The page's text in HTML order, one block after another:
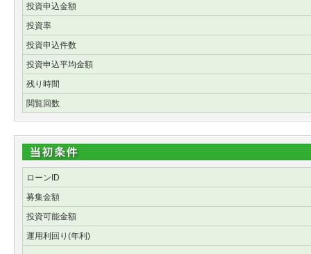
投資申込金額
投資率
投資申込件数
投資申込平均金額
残り時間
閲覧回数
ローンID
募集金額
投資可能金額
運用利回り(年利)